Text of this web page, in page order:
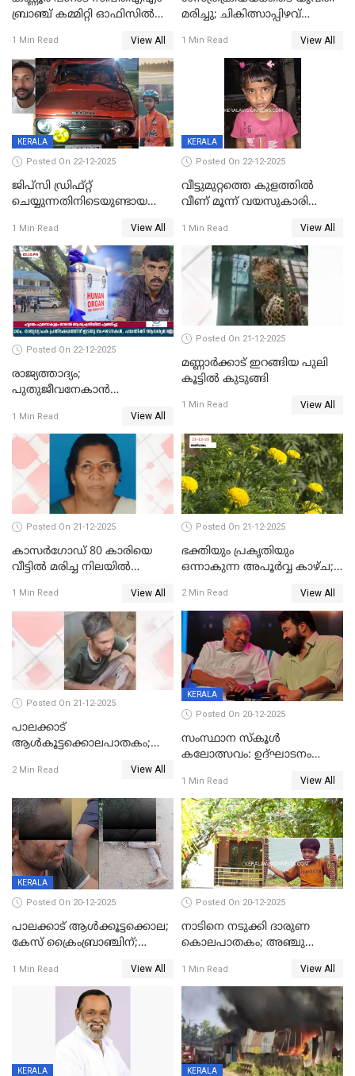
ബ്രാഞ്ച് കമ്മിറ്റി ഓഫിസിൽ
ചിത്രങ്ങളടക്കം കത്തിയ
നിലയിൽ
1 Min Read View All
മരിച്ചു; ചികിത്സാപ്പിഴവ്
സംഭവം മാവേലിക്കരയിൽ
1 Min Read View All
KERALA
Posted On 22-12-2025
ജിപ്സി ഡ്രിഫ്റ്റ്
ചെയ്യുന്നതിനിടെയുണ്ടായ
ദാരുണാന്ത്യം; ജീപ്സി
ഓടിച്ചയാൾ അറസ്റ്റിൽ.
1 Min Read View All
KERALA
Posted On 22-12-2025
വീട്ടുമുറ്റത്തെ കുളത്തിൽ
വീണ് മൂന്ന് വയസുകാരി
1 Min Read View All
Posted On 22-12-2025
രാജ്യത്താദ്യം;
പുതുജീവനേകാൻ
എറണാകുളം സർക്കാർ
ജനറൽ
ആശുപത്രിയിലെത്തിച്ചു
1 Min Read View All
Posted On 21-12-2025
മണ്ണാർക്കാട് ഇറങ്ങിയ പുലി
കൂട്ടിൽ കുടുങ്ങി
1 Min Read View All
Posted On 21-12-2025
കാസർഗോഡ് 80 കാരിയെ
വീട്ടിൽ മരിച്ച നിലയിൽ
1 Min Read View All
Posted On 21-12-2025
ഭക്തിയും പ്രകൃതിയും
ഒന്നാകുന്ന അപൂര്‍വ്വ കാഴ്ച;
കാഴ്ചാനുഭവമൊരുക്കി
ശബരീ നന്ദനം
2 Min Read View All
Posted On 21-12-2025
പാലക്കാട്‌
ആൾകൂട്ടക്കൊലപാതകം;
ഊർജ്ജിതമാക്കിമാക്കി
2 Min Read View All
KERALA
Posted On 20-12-2025
സംസ്ഥാന സ്കൂൾ
കലോത്സവം: ഉദ്ഘാടനം
മുഖ്യാതിഥിയായി
മോഹൻലാൽ
1 Min Read View All
KERALA
Posted On 20-12-2025
പാലക്കാട് ആൾക്കൂട്ടക്കൊല;
കേസ് ക്രൈംബ്രാഞ്ചിന്;
അന്വേഷിക്കും
1 Min Read View All
Posted On 20-12-2025
നാടിനെ നടുക്കി ദാരുണ
കൊലപാതകം; അഞ്ചു
കഴുത്തുഞെരിച്ച് കൊന്നു
1 Min Read View All
KERALA KERALA